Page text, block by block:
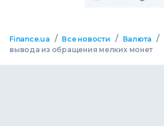
Finance.ua / Все новости / Валюта /
вывода из обращения мелких монет